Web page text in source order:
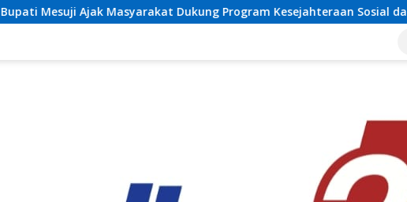
Dukung Program Kesejahteraan Sosial dan Pembangunan Daerah